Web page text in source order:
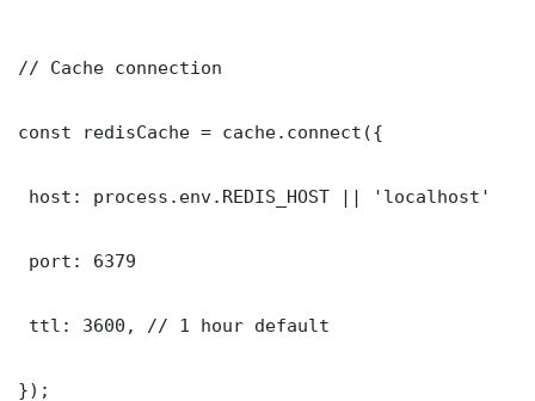
// Cache connection
const redisCache = cache.connect({
host: process.env.REDIS_HOST || 'localhost'
port: 6379
ttl: 3600, // 1 hour default
});